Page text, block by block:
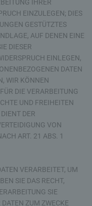
IHRER
EINZULEGEN; DIES
GESTÜTZTES
AUF DENEN EINE
DIESER
EINLEGEN,
DATEN
WIR KÖNNEN
DIE VERARBEITUNG
UND FREIHEITEN
DER
VON
ART. 21 ABS. 1
VERARBEITET, UM
SIE DAS RECHT,
SIE
ZUM ZWECKE